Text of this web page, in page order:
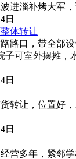
进淄补烤大军
日
体转让
路口，带全部
子可室外摆摊，
日
转让，位置好
日
营多年，紧邻